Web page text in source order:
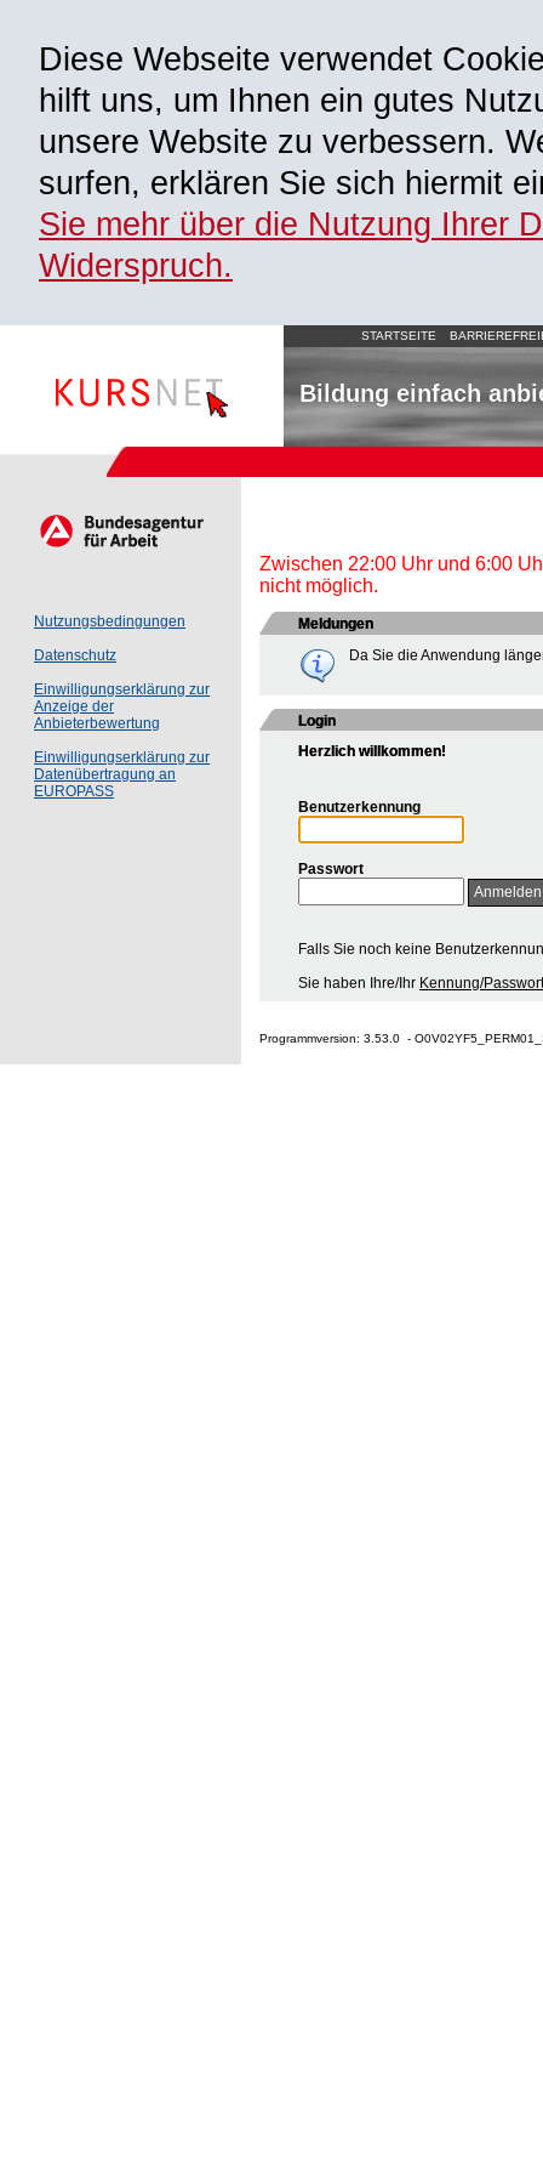
Diese Webseite verwendet
hilft uns, um Ihnen ein gutes
unsere Website zu verbessern.
surfen, erklären Sie sich hiermit
Sie mehr über die Nutzung Ihrer
Widerspruch.
STARTSEITE
Bildung einfach
Nutzungsbedingungen
Datenschutz
Einwilligungserklärung zur
Anzeige der
Anbieterbewertung
Einwilligungserklärung zur
Datenübertragung an
EUROPASS
Zwischen 22:00 Uhr und 6:00
nicht möglich.
Meldungen
Da Sie die Anwendung
Login
Herzlich willkommen!
Benutzerkennung
Passwort
Falls Sie noch keine
Sie haben Ihre/Ihr Kennung/
Programmversion: 3.53.0 -